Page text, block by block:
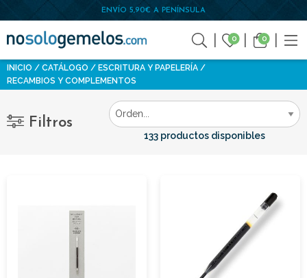
ENVÍO 5,90€ A PENÍNSULA
0 0
INICIO CATÁLOGO
ESCRITURA Y PAPELERÍA
RECAMBIOS Y COMPLEMENTOS
Filtros
133 productos disponibles